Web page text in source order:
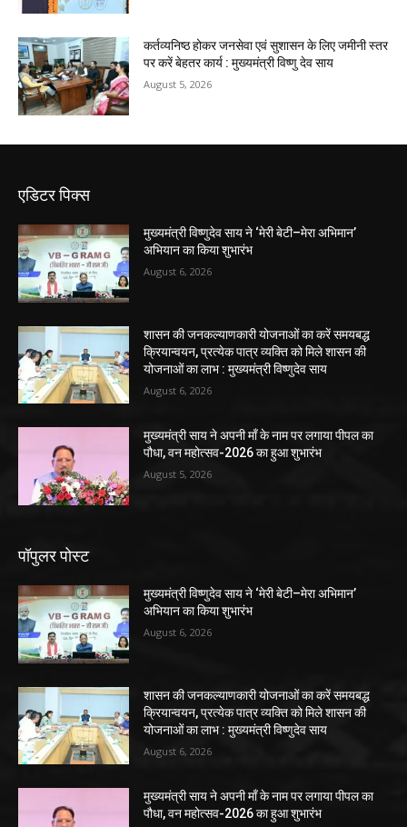
कर्तव्यनिष्ठ होकर जनसेवा एवं सुशासन के लिए जमीनी स्तर
पर करें बेहतर कार्य : मुख्यमंत्री विष्णु देव साय
August 5, 2026
एडिटर पिक्स
मुख्यमंत्री विष्णुदेव साय ने ‘मेरी बेटी–मेरा अभिमान’
अभियान का किया शुभारंभ
August 6, 2026
शासन की जनकल्याणकारी योजनाओं का करें समयबद्ध
क्रियान्वयन, प्रत्येक पात्र व्यक्ति को मिले शासन की
योजनाओं का लाभ : मुख्यमंत्री विष्णुदेव साय
August 6, 2026
मुख्यमंत्री साय ने अपनी माँ के नाम पर लगाया पीपल का
पौधा, वन महोत्सव-2026 का हुआ शुभारंभ
August 5, 2026
पॉपुलर पोस्ट
मुख्यमंत्री विष्णुदेव साय ने ‘मेरी बेटी–मेरा अभिमान’
अभियान का किया शुभारंभ
August 6, 2026
शासन की जनकल्याणकारी योजनाओं का करें समयबद्ध
क्रियान्वयन, प्रत्येक पात्र व्यक्ति को मिले शासन की
योजनाओं का लाभ : मुख्यमंत्री विष्णुदेव साय
August 6, 2026
मुख्यमंत्री साय ने अपनी माँ के नाम पर लगाया पीपल का
पौधा, वन महोत्सव-2026 का हुआ शुभारंभ